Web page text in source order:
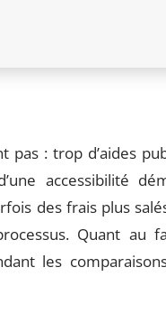
pas : trop d’aides
accessibilité
des frais plus
Quant au
les